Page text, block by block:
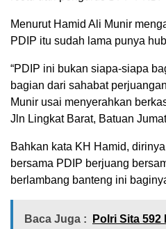
Menurut Hamid Ali Munir
PDIP itu sudah lama punya
“PDIP ini bukan siapa-siapa
bagian dari sahabat
Munir usai menyerahkan
Jln Lingkat Barat, Batuan
Bahkan kata KH Hamid,
bersama PDIP berjuang
berlambang banteng ini
Baca Juga :
Polri Sita